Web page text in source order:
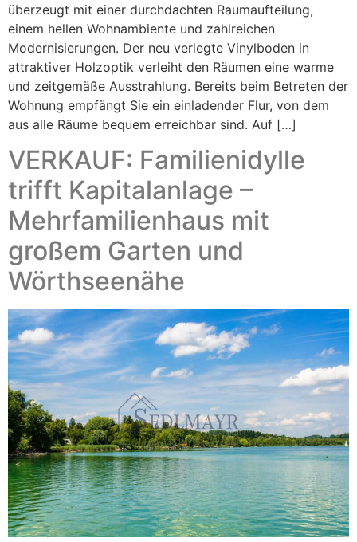
überzeugt mit einer durchdachten Raumaufteilung,
einem hellen Wohnambiente und zahlreichen
Modernisierungen. Der neu verlegte Vinylboden in
attraktiver Holzoptik verleiht den Räumen eine warme
und zeitgemäße Ausstrahlung. Bereits beim Betreten der
Wohnung empfängt Sie ein einladender Flur, von dem
aus alle Räume bequem erreichbar sind. Auf […]
VERKAUF: Familienidylle
trifft Kapitalanlage –
Mehrfamilienhaus mit
großem Garten und
Wörthseenähe